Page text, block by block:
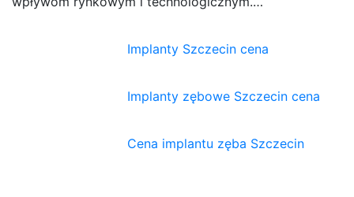
Implanty Szczecin cena
Implanty zębowe Szczecin cena
Cena implantu zęba Szczecin